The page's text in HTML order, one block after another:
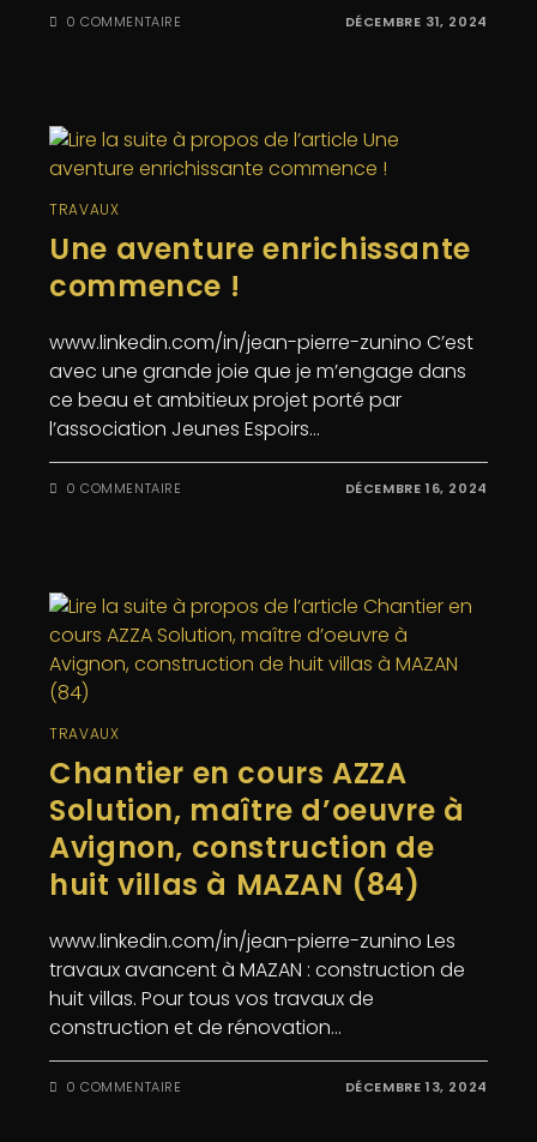
0 COMMENTAIRE DÉCEMBRE 31, 2024
TRAVAUX
Une aventure enrichissante
commence !
www.linkedin.com/in/jean-pierre-zunino C’est
avec une grande joie que je m’engage dans
ce beau et ambitieux projet porté par
l’association Jeunes Espoirs…
0 COMMENTAIRE DÉCEMBRE 16, 2024
TRAVAUX
Chantier en cours AZZA
Solution, maître d’oeuvre à
Avignon, construction de
huit villas à MAZAN (84)
www.linkedin.com/in/jean-pierre-zunino Les
travaux avancent à MAZAN : construction de
huit villas. Pour tous vos travaux de
construction et de rénovation…
0 COMMENTAIRE DÉCEMBRE 13, 2024